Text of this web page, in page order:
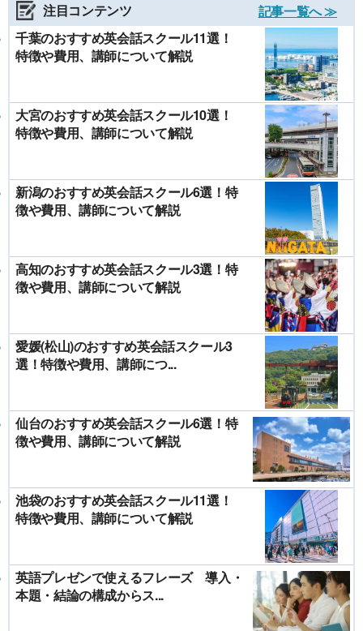
注目コンテンツ
記事一覧へ ≫
千葉のおすすめ英会話スクール11選！
特徴や費用、講師について解説
大宮のおすすめ英会話スクール10選！
特徴や費用、講師について解説
新潟のおすすめ英会話スクール6選！特
徴や費用、講師について解説
高知のおすすめ英会話スクール3選！特
徴や費用、講師について解説
愛媛(松山)のおすすめ英会話スクール3
選！特徴や費用、講師につ...
仙台のおすすめ英会話スクール6選！特
徴や費用、講師について解説
池袋のおすすめ英会話スクール11選！
特徴や費用、講師について解説
英語プレゼンで使えるフレーズ 導入・
本題・結論の構成からス...